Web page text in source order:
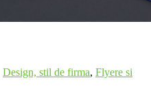
Design, stil de firma, Flyere si